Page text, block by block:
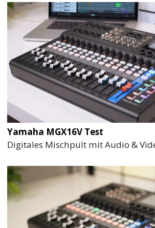
Yamaha MGX16V Test
Digitales Mischpult mit Audio &